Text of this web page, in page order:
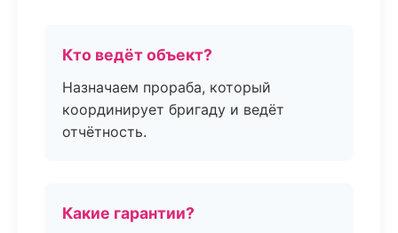
Кто ведёт объект?
Назначаем прораба, который
координирует бригаду и ведёт
отчётность.
Какие гарантии?